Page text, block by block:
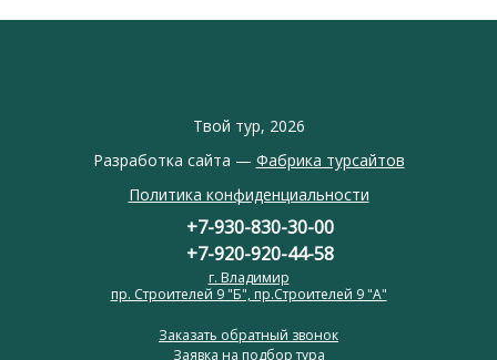
Твой тур, 2026
Разработка сайта — Фабрика турсайтов
Политика конфиденциальности
+7-930-830-30-00
+7-920-920-44-58
г. Владимир
пр. Строителей 9 "Б", пр.Строителей 9 "А"
Заказать обратный звонок
Заявка на подбор тура